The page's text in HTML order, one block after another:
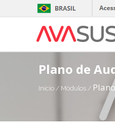
Plano de
Início / Módulos/